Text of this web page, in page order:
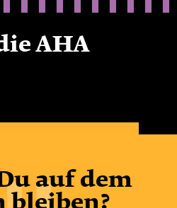
AHA
auf dem
bleiben?